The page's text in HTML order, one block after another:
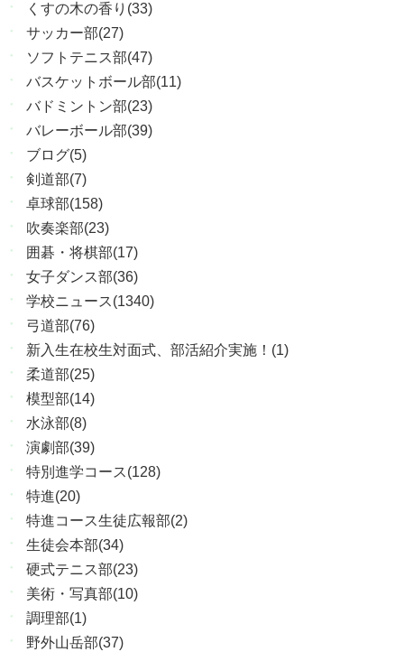
くすの木の香り(33)
サッカー部(27)
ソフトテニス部(47)
バスケットボール部(11)
バドミントン部(23)
バレーボール部(39)
ブログ(5)
剣道部(7)
卓球部(158)
吹奏楽部(23)
囲碁・将棋部(17)
女子ダンス部(36)
学校ニュース(1340)
弓道部(76)
新入生在校生対面式、部活紹介実施！(1)
柔道部(25)
模型部(14)
水泳部(8)
演劇部(39)
特別進学コース(128)
特進(20)
特進コース生徒広報部(2)
生徒会本部(34)
硬式テニス部(23)
美術・写真部(10)
調理部(1)
野外山岳部(37)